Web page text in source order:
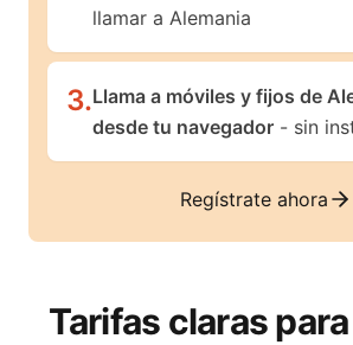
llamar a Alemania
3.Llama a móviles y fijos de
desde tu navegador - sin
Regístrate ahora
Tarifas claras